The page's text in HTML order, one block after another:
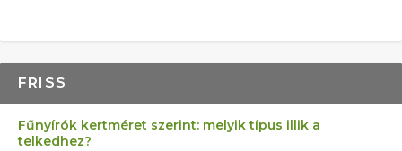
FRISS
Fűnyírók kertméret szerint: melyik típus illik a
telkedhez?